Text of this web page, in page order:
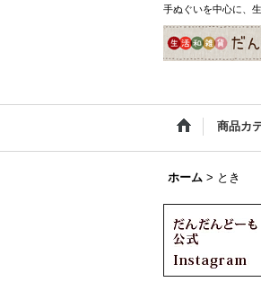
手ぬぐいを中心に、
商品カ
ホーム > とき